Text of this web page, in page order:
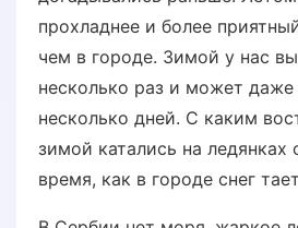
прохладнее и более
чем в городе. Зимой у нас
несколько раз и может даже
несколько дней. С каким
зимой катались на ледянках
время, как в городе снег